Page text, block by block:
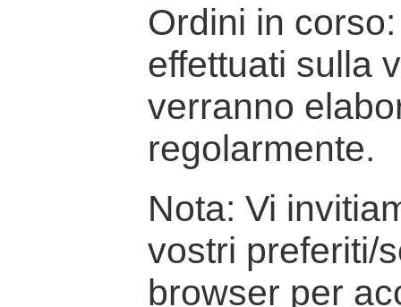
Ordini in
effettuati sulla
verranno
regolarmente.
Nota: Vi
vostri preferiti/
browser per